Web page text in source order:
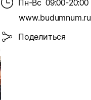
Пн-Вс 09:00-20:00
www.budumnum.ru
Поделиться